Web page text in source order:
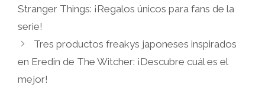
Stranger Things: ¡Regalos únicos para fans de la
serie!
Tres productos freakys japoneses inspirados
en Eredin de The Witcher: ¡Descubre cuál es el
mejor!